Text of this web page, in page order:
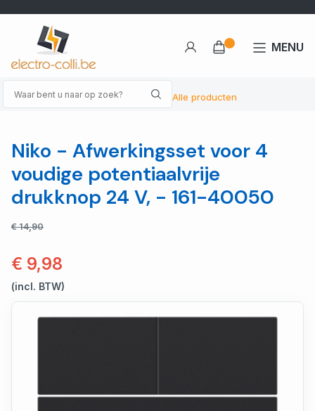
Alle producten
MENU
Niko - Afwerkingsset voor 4
voudige potentiaalvrije
drukknop 24 V, - 161-40050
€ 14,90
€ 9,98
(incl. BTW)